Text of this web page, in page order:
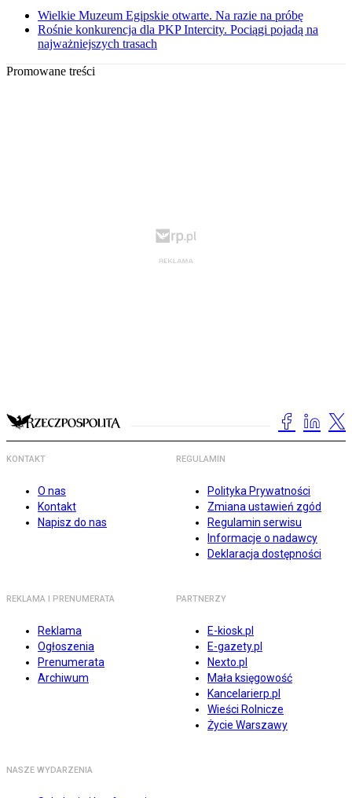
Wielkie Muzeum Egipskie otwarte. Na razie na próbę
Rośnie konkurencja dla PKP Intercity. Pociągi pojadą na
najważniejszych trasach
Promowane treści
KONTAKT
O nas
Kontakt
Napisz do nas
REGULAMIN
Polityka Prywatności
Zmiana ustawień zgód
Regulamin serwisu
Informacje o nadawcy
Deklaracja dostępności
REKLAMA I PRENUMERATA
Reklama
Ogłoszenia
Prenumerata
Archiwum
PARTNERZY
E-kiosk.pl
E-gazety.pl
Nexto.pl
Mała księgowość
Kancelarierp.pl
Wieści Rolnicze
Życie Warszawy
NASZE WYDARZENIA